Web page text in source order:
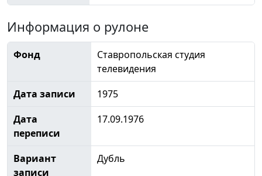
Информация о рулоне
Фонд
Ставропольская студия
телевидения
Дата записи
1975
Дата
переписи
17.09.1976
Вариант
записи
Дубль